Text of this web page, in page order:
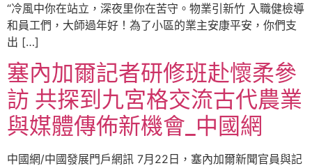
“冷風中你在站立，深夜里你在苦守。物業引新竹 入職健檢導
和員工們，大師過年好！為了小區的業主安康平安，你們支
出 […]
塞內加爾記者研修班赴懷柔參
訪 共探到九宮格交流古代農業
與媒體傳佈新機會_中國網
中國網/中國發展門戶網訊 7月22日，塞內加爾新聞官員與記